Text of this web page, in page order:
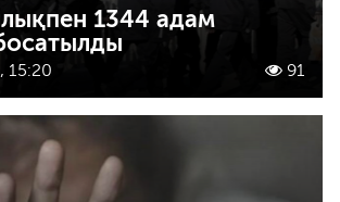
1344 адам
15:20 91